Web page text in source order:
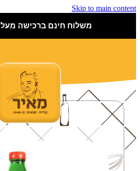
Skip to main content
משלוח חינם ברכישה מעל 300 ש״ח